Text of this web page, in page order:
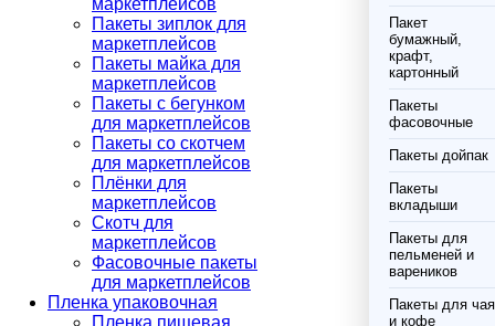
маркетплейсов
Пакеты зиплок для
маркетплейсов
Пакеты майка для
маркетплейсов
Пакеты с бегунком
для маркетплейсов
Пакеты со скотчем
для маркетплейсов
Плёнки для
маркетплейсов
Скотч для
маркетплейсов
Фасовочные пакеты
для маркетплейсов
Пленка упаковочная
Пленка пищевая
Пакет
бумажный,
крафт,
картонный
Пакеты
фасовочные
Пакеты дойпак
Пакеты
вкладыши
Пакеты для
пельменей и
вареников
Пакеты для чая
и кофе